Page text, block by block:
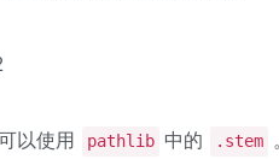
以使用 pathlib 中的 .stem